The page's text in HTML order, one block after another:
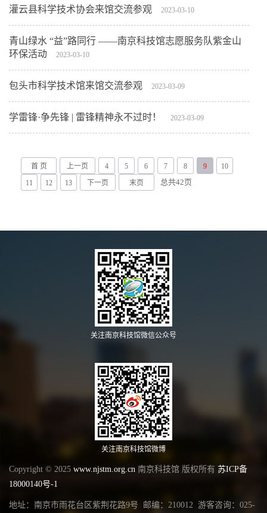
灌云县科学技术协会来馆交流参观 2023-03-10
青山绿水 “益”路同行 ——南京科技馆志愿服务队紫金山
环保活动
2023-03-10
包头市科学技术馆来馆交流参观 2023-03-09
学雷锋·争先锋 | 雷锋精神永不过时！ 2023-03-09
首 页 上一页 4 5 6 7 8 9
10
11
12 13 下一页 末页 总共42页
关注南京科技馆微信公众号
关注南京科技馆微博
Copyright © 2025 www.njstm.org.cn 南京科技馆 版权所有 苏ICP备
18000140号-1
地址：南京市雨花台区紫荆花路9号 邮编：210012 游客咨询：025-